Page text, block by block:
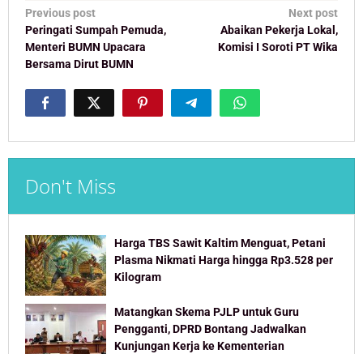
Post
navigation
Previous post
Peringati Sumpah Pemuda,
Menteri BUMN Upacara
Bersama Dirut BUMN
Next post
Abaikan Pekerja Lokal,
Komisi I Soroti PT Wika
Don't Miss
Harga TBS Sawit Kaltim Menguat, Petani
Plasma Nikmati Harga hingga Rp3.528 per
Kilogram
Matangkan Skema PJLP untuk Guru
Pengganti, DPRD Bontang Jadwalkan
Kunjungan Kerja ke Kementerian